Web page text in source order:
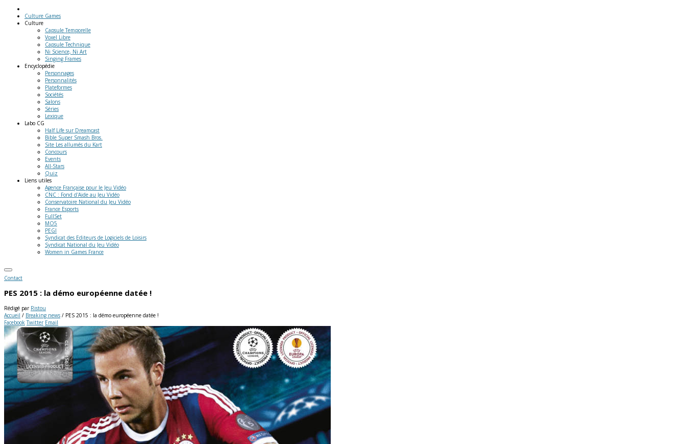
Culture Games
Culture
Capsule Temporelle
Voxel Libre
Capsule Technique
Ni Science, Ni Art
Singing Frames
Encyclopédie
Personnages
Personnalités
Plateformes
Sociétés
Salons
Séries
Lexique
Labo CG
Half Life sur Dreamcast
Bible Super Smash Bros.
Site Les allumés du Kart
Concours
Events
All-Stars
Quiz
Liens utiles
Agence Française pour le Jeu Vidéo
CNC : Fond d'Aide au Jeu Vidéo
Conservatoire National du Jeu Vidéo
France Esports
FullSet
MO5
PEGI
Syndicat des Editeurs de Logiciels de Loisirs
Syndicat National du Jeu Vidéo
Women in Games France
Contact
PES 2015 : la démo européenne datée !
Rédigé par Ristou
Accueil / Breaking news / PES 2015 : la démo européenne datée !
Facebook Twitter Email